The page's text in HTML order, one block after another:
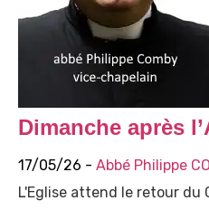
Dimanche après
17/05/26 - Abbé Philippe
L'Eglise attend le retour du